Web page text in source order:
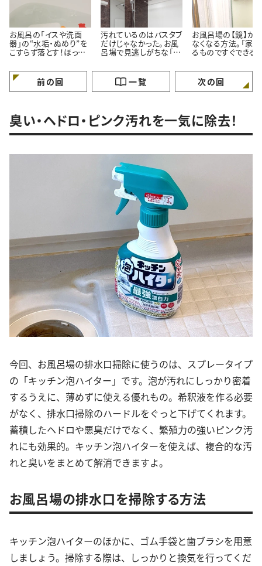
お風呂の「イスや洗面
器」の“水垢・ぬめり”を
こすらず落とす！ほった
汚れているのはバスタブ
だけじゃなかった。お風
呂場で見逃しがちな「意
所」とは
お風呂場の【鏡】が
なくなる方法。「家
るものですぐできる！
いんだ…」
前の回 一覧 次の回
臭い・ヘドロ・ピンク汚れを一気に除去！
今回、お風呂場の排水口掃除に使うのは、スプレータイプ
の「キッチン泡ハイター」です。泡が汚れにしっかり密着
するうえに、薄めずに使える優れもの。希釈液を作る必要
がなく、排水口掃除のハードルをぐっと下げてくれます。
蓄積したヘドロや悪臭だけでなく、繁殖力の強いピンク汚
れにも効果的。キッチン泡ハイターを使えば、複合的な汚
れと臭いをまとめて解消できますよ。
お風呂場の排水口を掃除する方法
キッチン泡ハイターのほかに、ゴム手袋と歯ブラシを用意
しましょう。掃除する際は、しっかりと換気を行ってくだ